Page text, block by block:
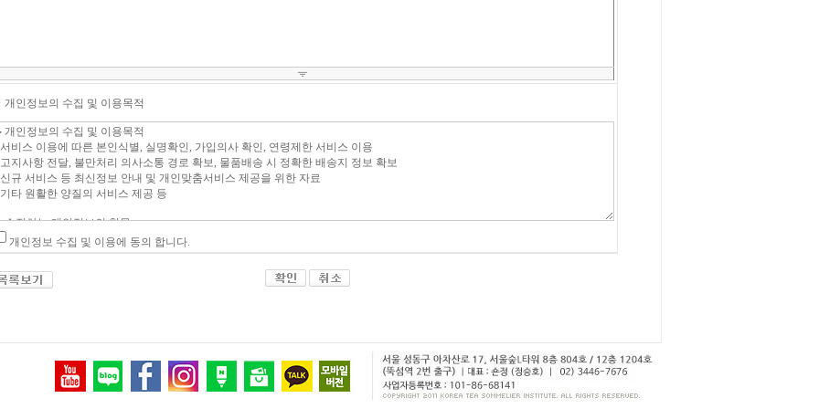
인정보의 수집 및 이용목적
개인정보 수집 및 이용에 동의 합니다.